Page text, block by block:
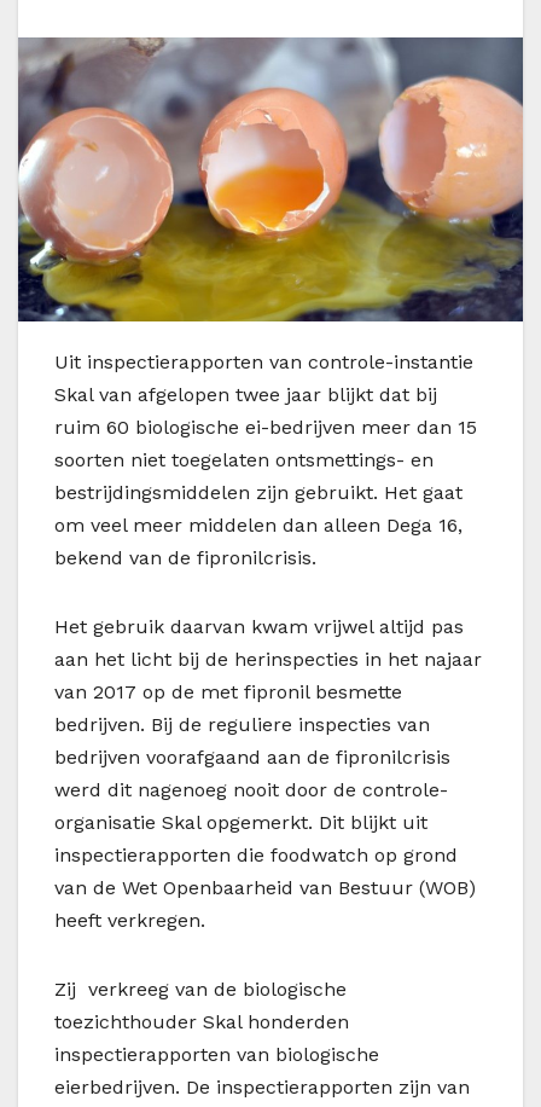
Uit inspectierapporten van controle-instantie
Skal van afgelopen twee jaar blijkt dat bij
ruim 60 biologische ei-bedrijven meer dan 15
soorten niet toegelaten ontsmettings- en
bestrijdingsmiddelen zijn gebruikt. Het gaat
om veel meer middelen dan alleen Dega 16,
bekend van de fipronilcrisis.
Het gebruik daarvan kwam vrijwel altijd pas
aan het licht bij de herinspecties in het najaar
van 2017 op de met fipronil besmette
bedrijven. Bij de reguliere inspecties van
bedrijven voorafgaand aan de fipronilcrisis
werd dit nagenoeg nooit door de controle-
organisatie Skal opgemerkt. Dit blijkt uit
inspectierapporten die foodwatch op grond
van de Wet Openbaarheid van Bestuur (WOB)
heeft verkregen.
Zij verkreeg van de biologische
toezichthouder Skal honderden
inspectierapporten van biologische
eierbedrijven. De inspectierapporten zijn van